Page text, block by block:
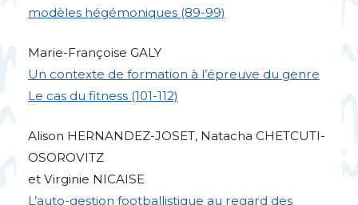
modèles hégémoniques (89-99)
Marie-Françoise GALY
Un contexte de formation à l’épreuve du genre
Le cas du fitness (101-112)
Alison HERNANDEZ-JOSET, Natacha CHETCUTI-
OSOROVITZ
et Virginie NICAISE
L’auto-gestion footballistique au regard des